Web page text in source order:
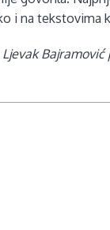
i na tekstovima
Bajramović